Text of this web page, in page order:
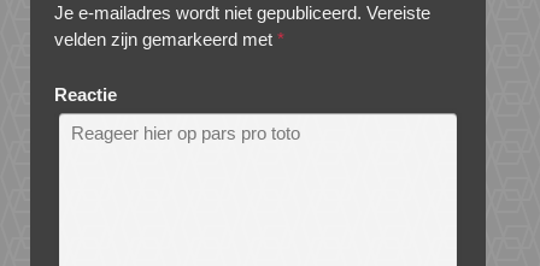
Je e-mailadres wordt niet gepubliceerd. Vereiste
velden zijn gemarkeerd met *
Reactie